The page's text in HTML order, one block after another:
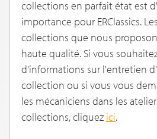
collections en parfait état est
importance pour ERClassics.
collections que nous
haute qualité. Si vous
d'informations sur l'entretien
collection ou si vous vous
les mécaniciens dans les
collections, cliquez ici.